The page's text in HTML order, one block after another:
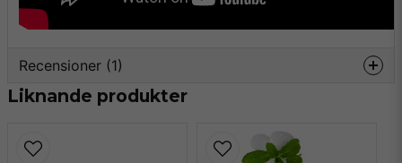
Recensioner (1)
Saknas inget i detta kit. Underlättar enormt
Liknande produkter